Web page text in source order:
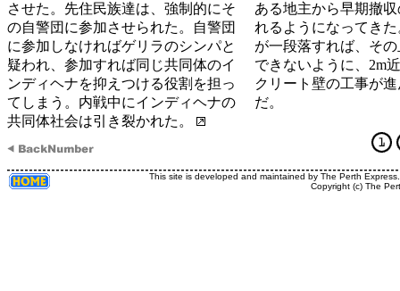
させた。先住民族達は、強制的にそ
の自警団に参加させられた。自警団
に参加しなければゲリラのシンパと
疑われ、参加すれば同じ共同体のイ
ンディヘナを抑えつける役割を担っ
てしまう。内戦中にインディヘナの
共同体社会は引き裂かれた。
ある地主から早期撤
れるようになってき
が一段落すれば、そ
できないように、2m
クリート壁の工事が
だ。
This site is developed and maintained by The Perth
Copyright (c) The